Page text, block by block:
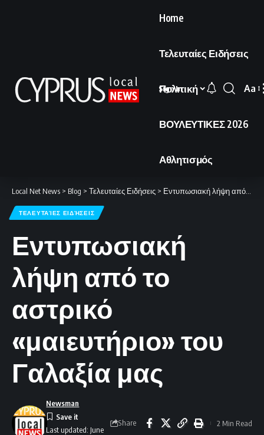
Home
Τελευταίες Ειδήσεις
Πολιτική
ΒΟΥΛΕΥΤΙΚΕΣ 2026
Αθλητισμός
Sign In
Font
Aa
Local Net News > Blog > Τελευταίες Ειδήσεις > Εντυπωσιακή λήψη από το αστρικό «μαιευτήριο» του Γαλαξία μας
ΤΕΛΕΥΤΑΊΕΣ ΕΙΔΉΣΕΙΣ
Εντυπωσιακή
λήψη από το
αστρικό
«μαιευτήριο» του
Γαλαξία μας
Last updated: June
Newsman
Share 2 Min Read